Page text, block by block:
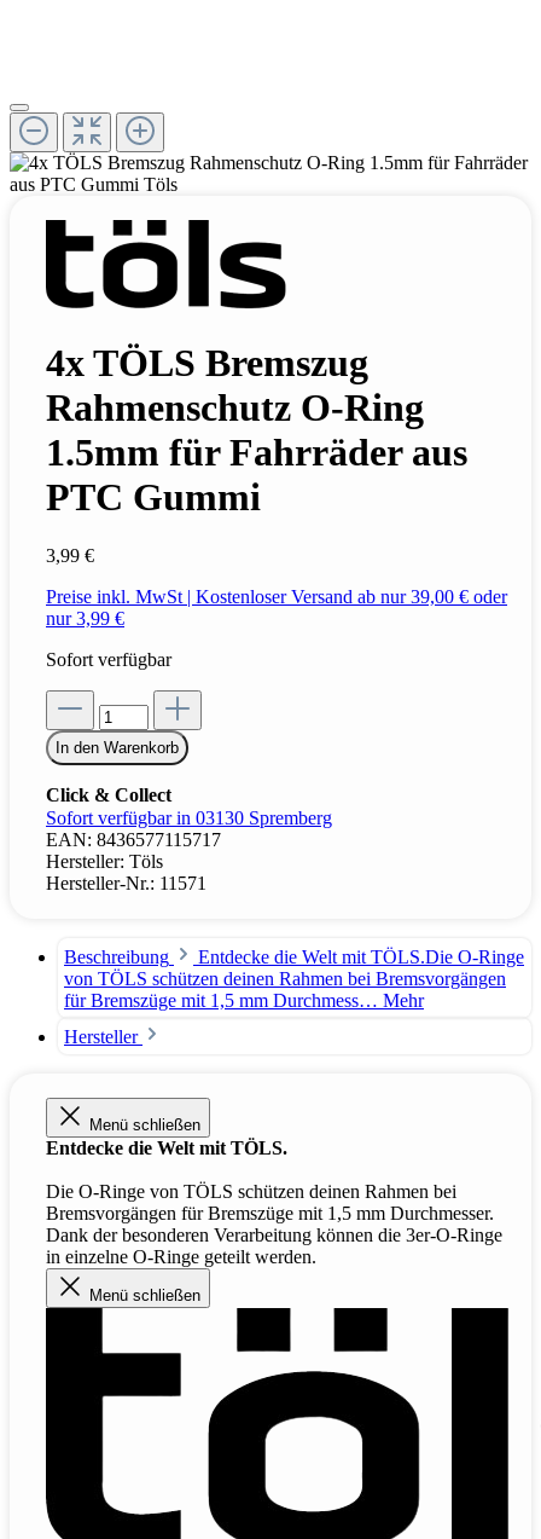
4x TÖLS Bremszug
Rahmenschutz O-Ring
1.5mm für Fahrräder aus
PTC Gummi
3,99 €
Preise inkl. MwSt | Kostenloser Versand ab nur 39,00 € oder
nur 3,99 €
Sofort verfügbar
In den Warenkorb
Click & Collect
Sofort verfügbar in 03130 Spremberg
EAN: 8436577115717
Hersteller: Töls
Hersteller-Nr.: 11571
Beschreibung
Entdecke die Welt mit TÖLS.Die O-Ringe
von TÖLS schützen deinen Rahmen bei Bremsvorgängen
für Bremszüge mit 1,5 mm Durchmess… Mehr
Hersteller
Menü schließen
Entdecke die Welt mit TÖLS.
Die O-Ringe von TÖLS schützen deinen Rahmen bei
Bremsvorgängen für Bremszüge mit 1,5 mm Durchmesser.
Dank der besonderen Verarbeitung können die 3er-O-Ringe
in einzelne O-Ringe geteilt werden.
Menü schließen